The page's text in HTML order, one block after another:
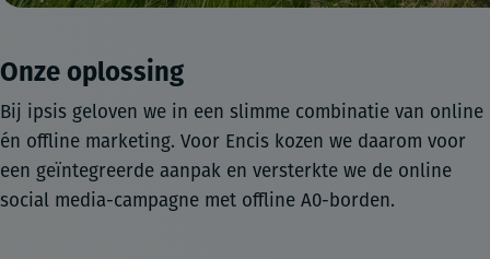
Onze oplossing
Bij ipsis geloven we in een slimme combinatie van online
én offline marketing. Voor Encis kozen we daarom voor
een geïntegreerde aanpak en versterkte we de online
social media-campagne met offline A0-borden.